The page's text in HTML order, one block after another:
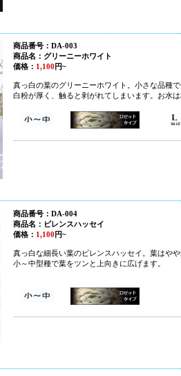
商品番号：DA-003
商品名：グリーニーホワイト
価格： 1,100 円~
真っ白の葉のグリーニーホワイト。小さな品種
白粉が厚く、触ると剥がれてしまいます。お水
商品番号：DA-004
商品名：ビレンスハッセイ
価格： 1,100 円~
真っ白な細長い葉のビレンスハッセイ。葉はや
小～中型種で葉をツンと上向きに広げます。